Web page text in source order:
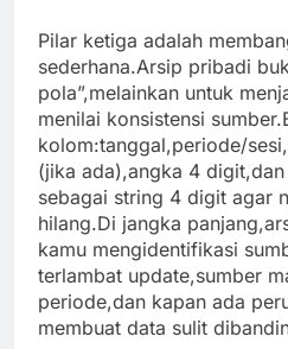
Pilar ketiga adalah
sederhana.Arsip pribadi
pola”,melainkan untuk
menilai konsistensi
kolom:tanggal,periode/
(jika ada),angka 4
sebagai string 4 digit agar
hilang.Di jangka
kamu mengidentifikasi
terlambat update,sumber
periode,dan kapan ada
membuat data sulit